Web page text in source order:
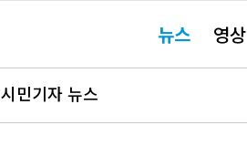
요뉴스 영상
시민기자 뉴스